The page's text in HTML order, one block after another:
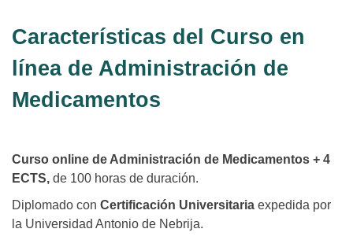
Características del Curso en
línea de Administración de
Medicamentos
Curso online de Administración de Medicamentos + 4
ECTS, de 100 horas de duración.
Diplomado con Certificación Universitaria expedida por
la Universidad Antonio de Nebrija.